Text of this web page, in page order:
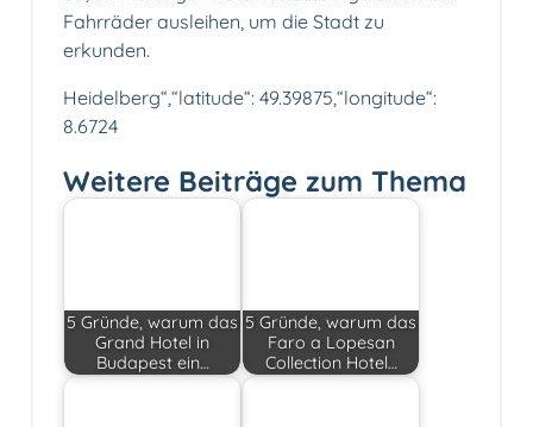
Fahrräder ausleihen, um die Stadt zu
erkunden.
Heidelberg“,“latitude“: 49.39875,“longitude“:
8.6724
Weitere Beiträge zum Thema
5 Gründe, warum das
Grand Hotel in
Budapest ein…
5 Gründe, warum das
Faro a Lopesan
Collection Hotel…